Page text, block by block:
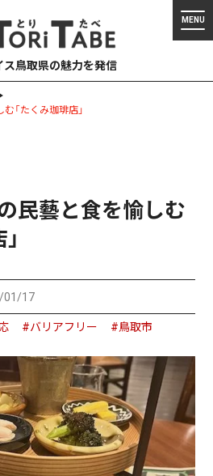
ス鳥取県の魅力を発信
「たくみ珈琲店」
の民藝と食を愉しむ
01/17
#バリアフリー #鳥取市